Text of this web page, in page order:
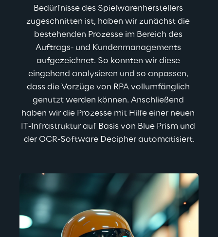
Bedürfnisse des Spielwarenherstellers
zugeschnitten ist, haben wir zunächst die
bestehenden Prozesse im Bereich des
Auftrags- und Kundenmanagements
aufgezeichnet. So konnten wir diese
eingehend analysieren und so anpassen,
dass die Vorzüge von RPA vollumfänglich
genutzt werden können. Anschließend
haben wir die Prozesse mit Hilfe einer neuen
IT-Infrastruktur auf Basis von Blue Prism und
der OCR-Software Decipher automatisiert.